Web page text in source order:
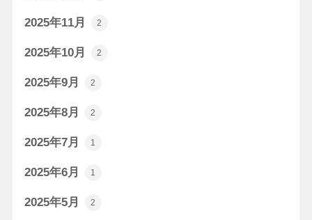
2025年11月 2
2025年10月 2
2025年9月 2
2025年8月 2
2025年7月 1
2025年6月 1
2025年5月 2